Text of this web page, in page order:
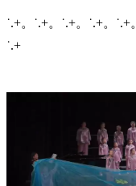
˙.+。˙.+。˙.+。˙.+。˙.+
˙.+